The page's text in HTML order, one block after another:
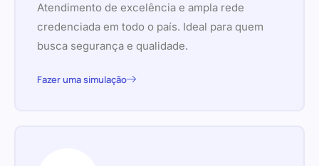
Atendimento de excelência e ampla rede
credenciada em todo o país. Ideal para quem
busca segurança e qualidade.
Fazer uma simulação